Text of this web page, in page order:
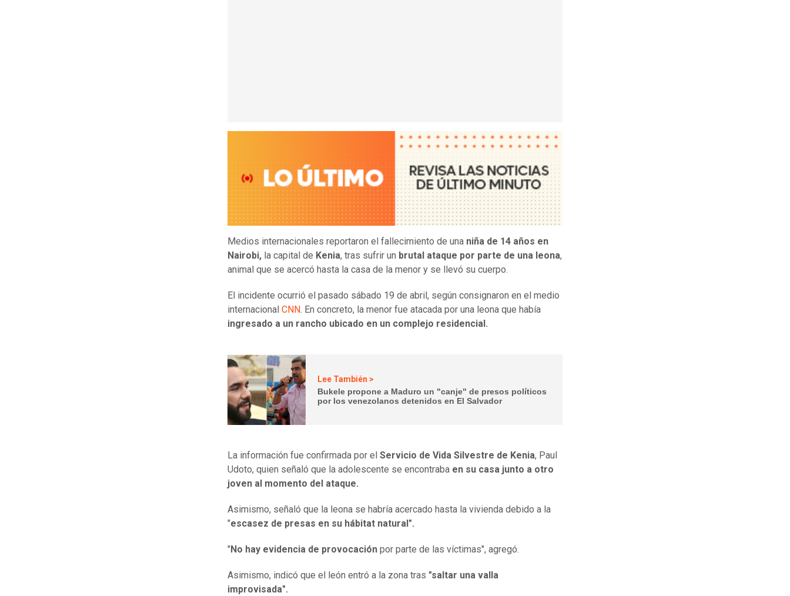
Medios internacionales reportaron el fallecimiento de una niña de 14 años en
Nairobi, la capital de Kenia, tras sufrir un brutal ataque por parte de una leona,
animal que se acercó hasta la casa de la menor y se llevó su cuerpo.
El incidente ocurrió el pasado sábado 19 de abril, según consignaron en el medio
internacional CNN. En concreto, la menor fue atacada por una leona que había
ingresado a un rancho ubicado en un complejo residencial.
Lee También >
Bukele propone a Maduro un "canje" de presos políticos
por los venezolanos detenidos en El Salvador
La información fue confirmada por el Servicio de Vida Silvestre de Kenia, Paul
Udoto, quien señaló que la adolescente se encontraba en su casa junto a otro
joven al momento del ataque.
Asimismo, señaló que la leona se habría acercado hasta la vivienda debido a la
"escasez de presas en su hábitat natural".
" No hay evidencia de provocación por parte de las víctimas", agregó.
Asimismo, indicó que el león entró a la zona tras "saltar una valla
improvisada".